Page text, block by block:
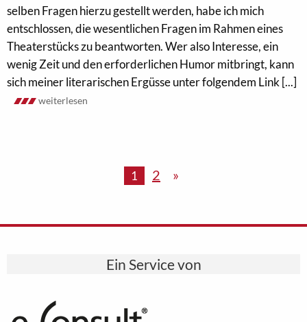
selben Fragen hierzu gestellt werden, habe ich mich
entschlossen, die wesentlichen Fragen im Rahmen eines
Theaterstücks zu beantworten. Wer also Interesse, ein
wenig Zeit und den erforderlichen Humor mitbringt, kann
sich meiner literarischen Ergüsse unter folgendem Link [...]
weiterlesen
1 2 »
Ein Service von